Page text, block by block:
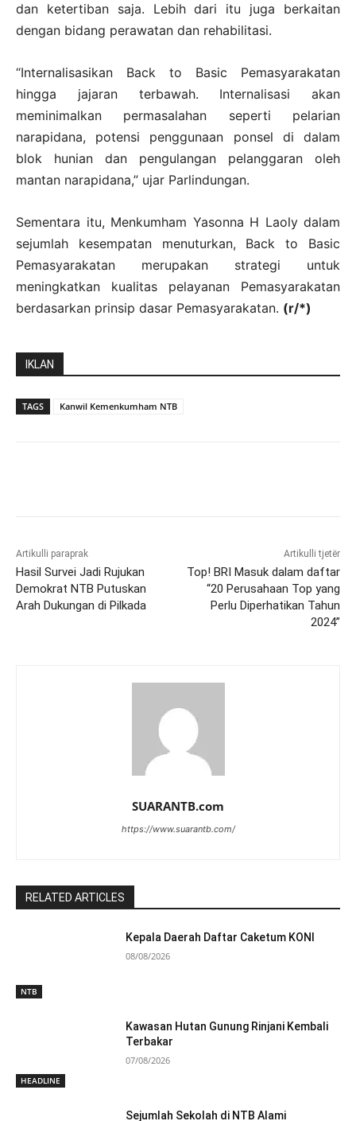
dan ketertiban saja. Lebih dari itu juga berkaitan
dengan bidang perawatan dan rehabilitasi.
“Internalisasikan Back to Basic Pemasyarakatan
hingga jajaran terbawah. Internalisasi akan
meminimalkan permasalahan seperti pelarian
narapidana, potensi penggunaan ponsel di dalam
blok hunian dan pengulangan pelanggaran oleh
mantan narapidana,” ujar Parlindungan.
Sementara itu, Menkumham Yasonna H Laoly dalam
sejumlah kesempatan menuturkan, Back to Basic
Pemasyarakatan merupakan strategi untuk
meningkatkan kualitas pelayanan Pemasyarakatan
berdasarkan prinsip dasar Pemasyarakatan. (r/*)
IKLAN
TAGS Kanwil Kemenkumham NTB
Artikulli paraprak
Hasil Survei Jadi Rujukan
Demokrat NTB Putuskan
Arah Dukungan di Pilkada
Artikulli tjetër
Top! BRI Masuk dalam daftar
“20 Perusahaan Top yang
Perlu Diperhatikan Tahun
2024”
SUARANTB.com
https://www.suarantb.com/
RELATED ARTICLES
NTB
Kepala Daerah Daftar Caketum KONI
08/08/2026
HEADLINE
Kawasan Hutan Gunung Rinjani Kembali
Terbakar
07/08/2026
Sejumlah Sekolah di NTB Alami